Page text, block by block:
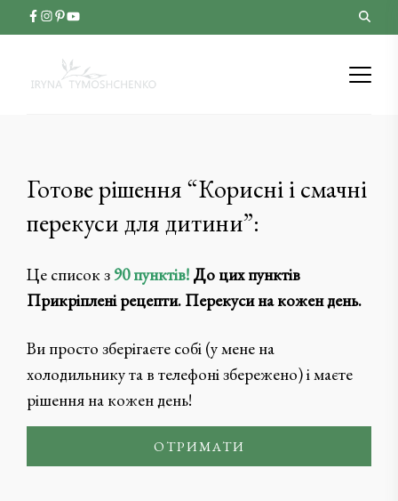
Готове рішення “Корисні і смачні
перекуси для дитини”:
Це список з 90 пунктів! До цих пунктів
Прикріплені рецепти. Перекуси на кожен день.
Ви просто зберігаєте собі (у мене на
холодильнику та в телефоні збережено) і маєте
рішення на кожен день!
ОТРИМАТИ